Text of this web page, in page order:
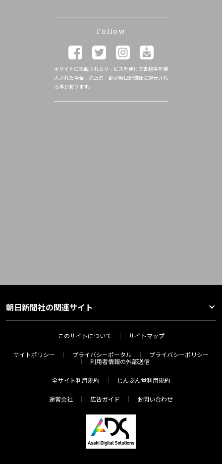
Follow
本サイトに掲載されるサービスを通じて書籍等を購
入された場合、売上の一部が朝日新聞社に還元され
る事があります。
朝日新聞社の関連サイト
このサイトについて サイトマップ
サイトポリシー プライバシーポータル
プライバシーポリシー
利用者情報の外部送信
全サイト利用規約 じんぶん堂利用規約
運営会社 広告ガイド お問い合わせ